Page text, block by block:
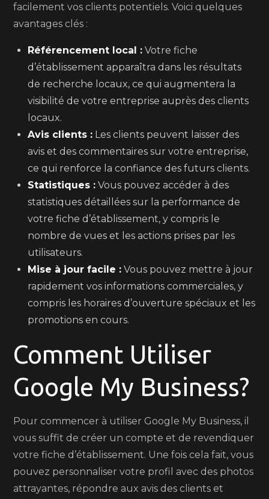
facilement vos clients potentiels. Voici quelques
avantages clés :
Référencement local : Votre fiche
d’établissement apparaîtra dans les résultats
de recherche locaux, ce qui augmentera la
visibilité de votre entreprise auprès des clients
locaux.
Avis clients : Les clients peuvent laisser des
avis et des commentaires sur votre entreprise,
ce qui renforce la confiance des futurs clients.
Statistiques : Vous pouvez accéder à des
statistiques détaillées sur la performance de
votre fiche d’établissement, y compris le
nombre de vues et les actions prises par les
utilisateurs.
Mise à jour facile : Vous pouvez mettre à jour
rapidement vos informations commerciales, y
compris les horaires d’ouverture spéciaux et les
promotions en cours.
Comment Utiliser
Google My Business?
Pour commencer à utiliser Google My Business, il
vous suffit de créer un compte et de revendiquer
votre fiche d’établissement. Une fois cela fait, vous
pouvez personnaliser votre profil avec des photos
attrayantes, répondre aux avis des clients et